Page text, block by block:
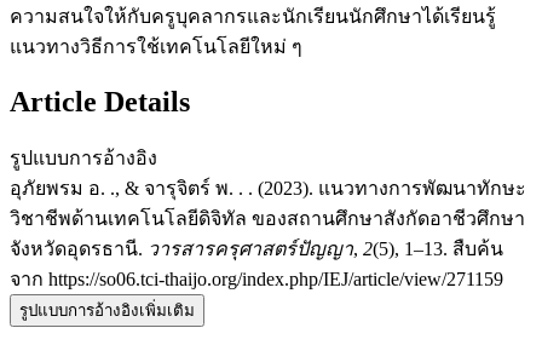
ความสนใจให้กับครูบุคลากรและนักเรียนนักศึกษาได้เรียนรู้
แนวทางวิธีการใช้เทคโนโลยีใหม่ ๆ
Article Details
รูปแบบการอ้างอิง
อุภัยพรม อ. ., & จารุจิตร์ พ. . . (2023). แนวทางการพัฒนาทักษะ
วิชาชีพด้านเทคโนโลยีดิจิทัล ของสถานศึกษาสังกัดอาชีวศึกษา
จังหวัดอุดรธานี. วารสารครุศาสตร์ปัญญา, 2(5), 1–13. สืบค้น
จาก https://so06.tci-thaijo.org/index.php/IEJ/article/view/271159
รูปแบบการอ้างอิงเพิ่มเติม